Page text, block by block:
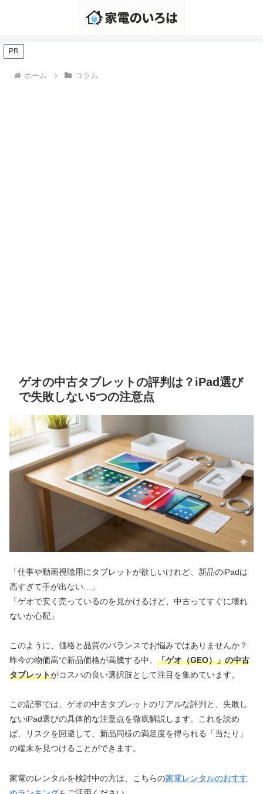
PR
ホーム コラム
ゲオの中古タブレットの評判は？iPad選び
で失敗しない5つの注意点
「仕事や動画視聴用にタブレットが欲しいけれど、新品のiPadは
高すぎて手が出ない…」
「ゲオで安く売っているのを見かけるけど、中古ってすぐに壊れ
ないか心配」
このように、価格と品質のバランスでお悩みではありませんか？
昨今の物価高で新品価格が高騰する中、 「ゲオ（GEO）」の中古
タブレットがコスパの良い選択肢として注目を集めています。
この記事では、ゲオの中古タブレットのリアルな評判と、失敗し
ないiPad選びの具体的な注意点を徹底解説します。これを読め
ば、リスクを回避して、新品同様の満足度を得られる「当たり」
の端末を見つけることができます。
家電のレンタルを検討中の方は、こちらの家電レンタルのおすす